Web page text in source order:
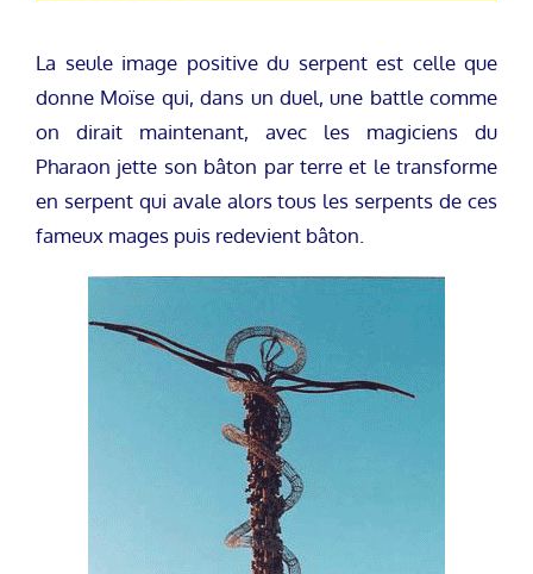
La seule image positive du serpent est celle que
donne Moïse qui, dans un duel, une battle comme
on dirait maintenant, avec les magiciens du
Pharaon jette son bâton par terre et le transforme
en serpent qui avale alors tous les serpents de ces
fameux mages puis redevient bâton.